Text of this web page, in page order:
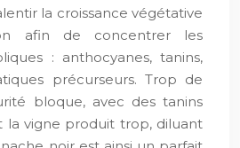
la croissance végétative
afin de concentrer les
: anthocyanes, tanins,
précurseurs. Trop de
bloque, avec des tanins
la vigne produit trop, diluant